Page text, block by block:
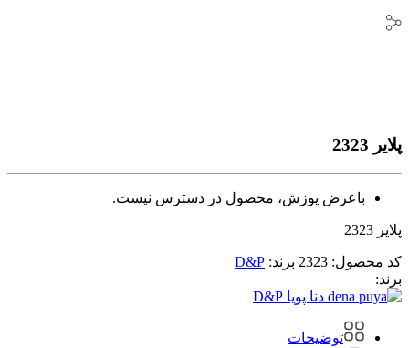
پلایر 2323
باعرض پوزش، محصول در دسترس نیست.
پلایر 2323
کد محصول: 2323 برند: D&P
برند:
D&P
توضیحات